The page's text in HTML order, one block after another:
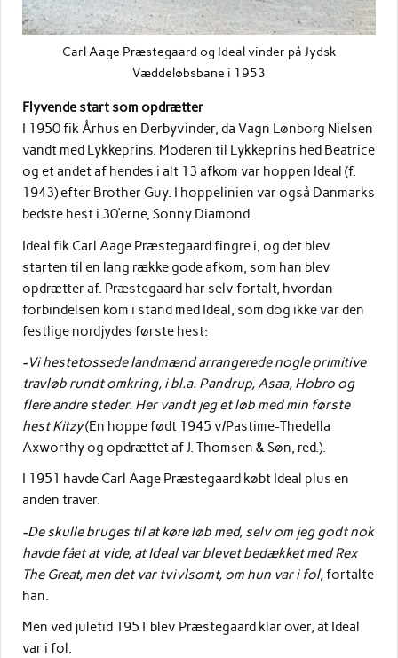
Carl Aage Præstegaard og Ideal vinder på Jydsk
Væddeløbsbane i 1953
Flyvende start som opdrætter
I 1950 fik Århus en Derbyvinder, da Vagn Lønborg Nielsen
vandt med Lykkeprins. Moderen til Lykkeprins hed Beatrice
og et andet af hendes i alt 13 afkom var hoppen Ideal (f.
1943) efter Brother Guy. I hoppelinien var også Danmarks
bedste hest i 30’erne, Sonny Diamond.
Ideal fik Carl Aage Præstegaard fingre i, og det blev
starten til en lang række gode afkom, som han blev
opdrætter af. Præstegaard har selv fortalt, hvordan
forbindelsen kom i stand med Ideal, som dog ikke var den
festlige nordjydes første hest:
-Vi hestetossede landmænd arrangerede nogle primitive
travløb rundt omkring, i bl.a. Pandrup, Asaa, Hobro og
flere andre steder. Her vandt jeg et løb med min første
hest Kitzy(En hoppe født 1945 v/Pastime-Thedella
Axworthy og opdrættet af J. Thomsen & Søn, red.).
I 1951 havde Carl Aage Præstegaard købt Ideal plus en
anden traver.
-De skulle bruges til at køre løb med, selv om jeg godt nok
havde fået at vide, at Ideal var blevet bedækket med Rex
The Great, men det var tvivlsomt, om hun var i fol,fortalte
han.
Men ved juletid 1951 blev Præstegaard klar over, at Ideal
var i fol.